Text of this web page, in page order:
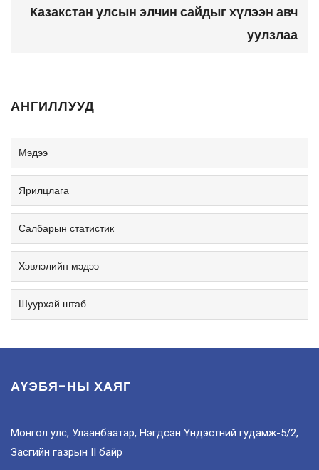
Казакстан улсын элчин сайдыг хүлээн авч
уулзлаа
АНГИЛЛУУД
Мэдээ
Ярилцлага
Салбарын статистик
Хэвлэлийн мэдээ
Шуурхай штаб
АҮЭБЯ-НЫ ХАЯГ
Монгол улс, Улаанбаатар, Нэгдсэн Үндэстний гудамж-5/2,
Засгийн газрын II байр